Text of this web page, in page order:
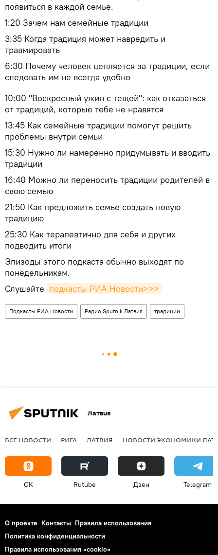
появиться в каждой семье.
1:20 Зачем нам семейные традиции
3:35 Когда традиция может навредить и
травмировать
6:30 Почему человек цепляется за традиции, если
следовать им не всегда удобно
10:00 "Воскресный ужин с тещей": как отказаться
от традиций, которые тебе не нравятся
13:45 Как семейные традиции помогут решить
проблемы внутри семьи
15:30 Нужно ли намеренно придумывать и вводить
традиции
16:40 Можно ли переносить традиции родителей в
свою семью
21:50 Как предложить семье создать новую
традицию
25:30 Как терапевтично для себя и других
подводить итоги
Эпизоды этого подкаста обычно выходят по
понедельникам.
Слушайте подкасты РИА Новости>>>
Подкасты РИА Новости Радио Sputnik Латвия традиции
Латвия
ВСЕ НОВОСТИ РИГА ЛАТВИЯ НОВОСТИ ЭКОНОМИКИ
OK Rutube Дзен Telegram
О проекте Контакты Правила использования
Политика конфиденциальности
Правила использования «cookie»